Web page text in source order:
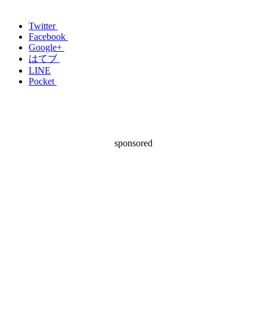
Twitter
Facebook
Google+
はてブ
LINE
Pocket
sponsored